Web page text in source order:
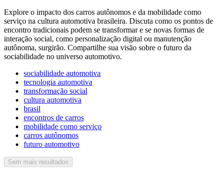
Explore o impacto dos carros autônomos e da mobilidade como
serviço na cultura automotiva brasileira. Discuta como os pontos de
encontro tradicionais podem se transformar e se novas formas de
interação social, como personalização digital ou manutenção
autônoma, surgirão. Compartilhe sua visão sobre o futuro da
sociabilidade no universo automotivo.
sociabilidade automotiva
tecnologia automotiva
transformação social
cultura automotiva
brasil
encontros de carros
mobilidade como serviço
carros autônomos
futuro automotivo
Sem mais resultados